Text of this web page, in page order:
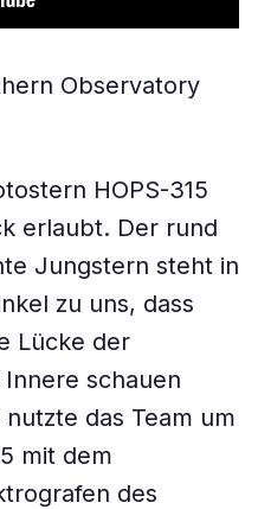
Observatory
HOPS-315
erlaubt. Der rund
Jungstern steht in
zu uns, dass
Lücke der
schauen
das Team um
mit dem
des